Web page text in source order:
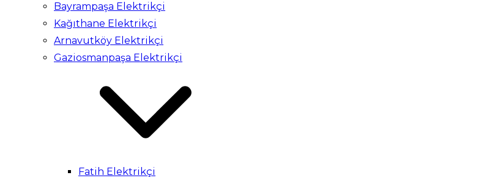
Bayrampaşa Elektrikçi
Kağıthane Elektrikçi
Arnavutköy Elektrikçi
Gaziosmanpaşa Elektrikçi
Fatih Elektrikçi